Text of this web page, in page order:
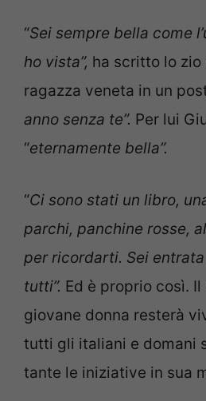
“Sei sempre bella come
ho vista”, ha scritto lo zio
ragazza veneta in un
anno senza te”. Per lui
“eternamente bella”.
“Ci sono stati un libro,
parchi, panchine rosse,
per ricordarti. Sei
tutti”. Ed è proprio così.
giovane donna resterà
tutti gli italiani e domani
tante le iniziative in sua